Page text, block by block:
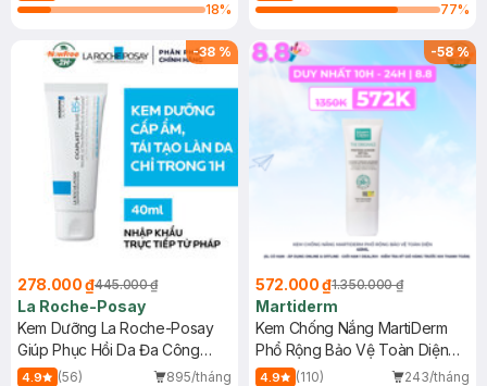
18%
77%
-38 %
278.000 ₫445.000 ₫
La Roche-Posay
Kem Dưỡng La Roche-Posay
Giúp Phục Hồi Da Đa Công
Dụng 40ml
4.9 (56)
895/tháng
-58%
572.000 ₫1.350.000 ₫
Martiderm
Kem Chống Nắng MartiDerm
Phổ Rộng Bảo Vệ Toàn Diện
40ml
4.9 (110)
243/tháng